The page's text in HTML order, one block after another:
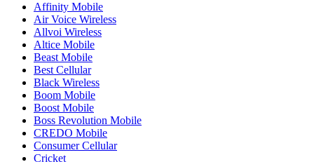
Affinity Mobile
Air Voice Wireless
Allvoi Wireless
Altice Mobile
Beast Mobile
Best Cellular
Black Wireless
Boom Mobile
Boost Mobile
Boss Revolution Mobile
CREDO Mobile
Consumer Cellular
Cricket